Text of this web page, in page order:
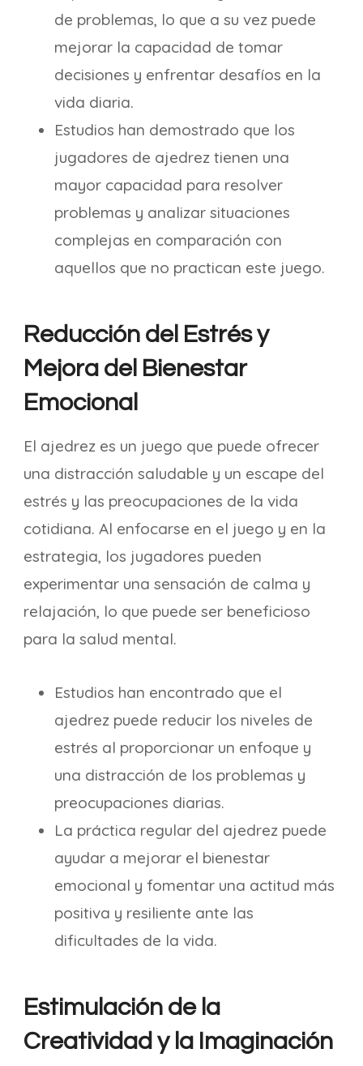
de problemas, lo que a su vez puede
mejorar la capacidad de tomar
decisiones y enfrentar desafíos en la
vida diaria.
Estudios han demostrado que los
jugadores de ajedrez tienen una
mayor capacidad para resolver
problemas y analizar situaciones
complejas en comparación con
aquellos que no practican este juego.
Reducción del Estrés y
Mejora del Bienestar
Emocional
El ajedrez es un juego que puede ofrecer
una distracción saludable y un escape del
estrés y las preocupaciones de la vida
cotidiana. Al enfocarse en el juego y en la
estrategia, los jugadores pueden
experimentar una sensación de calma y
relajación, lo que puede ser beneficioso
para la salud mental.
Estudios han encontrado que el
ajedrez puede reducir los niveles de
estrés al proporcionar un enfoque y
una distracción de los problemas y
preocupaciones diarias.
La práctica regular del ajedrez puede
ayudar a mejorar el bienestar
emocional y fomentar una actitud más
positiva y resiliente ante las
dificultades de la vida.
Estimulación de la
Creatividad y la Imaginación